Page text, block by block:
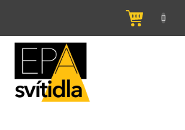
NÁKUPNÍ
KOŠÍK